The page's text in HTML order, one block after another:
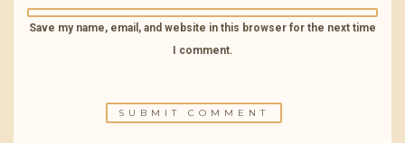
Save my name, email, and website in this browser for the next time
I comment.